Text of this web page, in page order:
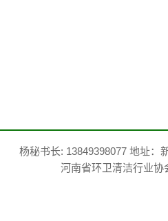
杨秘书长: 13849398077 地址：
河南省环卫清洁行业协